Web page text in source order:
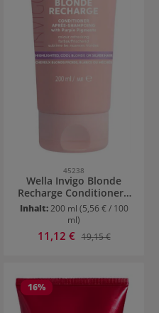
45238
Wella Invigo Blonde
Recharge Conditioner -
kühle Bondtöne
Inhalt:200 ml (5,56 € / 100
ml)
Verkaufspreis:
11,12 € Regulärer Preis:
19,15 €
16%